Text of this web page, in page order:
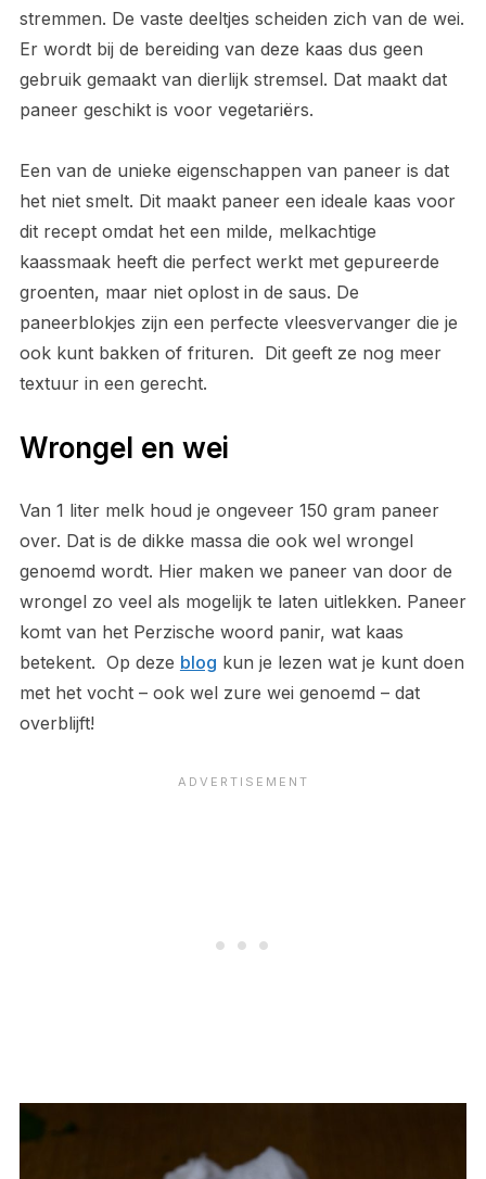
stremmen. De vaste deeltjes scheiden zich van de wei.
Er wordt bij de bereiding van deze kaas dus geen
gebruik gemaakt van dierlijk stremsel. Dat maakt dat
paneer geschikt is voor vegetariërs.
Een van de unieke eigenschappen van paneer is dat
het niet smelt. Dit maakt paneer een ideale kaas voor
dit recept omdat het een milde, melkachtige
kaassmaak heeft die perfect werkt met gepureerde
groenten, maar niet oplost in de saus. De
paneerblokjes zijn een perfecte vleesvervanger die je
ook kunt bakken of frituren. Dit geeft ze nog meer
textuur in een gerecht.
Wrongel en wei
Van 1 liter melk houd je ongeveer 150 gram paneer
over. Dat is de dikke massa die ook wel wrongel
genoemd wordt. Hier maken we paneer van door de
wrongel zo veel als mogelijk te laten uitlekken. Paneer
komt van het Perzische woord panir, wat kaas
betekent. Op deze blog kun je lezen wat je kunt doen
met het vocht – ook wel zure wei genoemd – dat
overblijft!